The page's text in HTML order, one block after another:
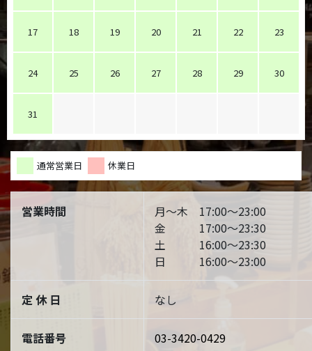
17 18 19 20 21 22 23
24 25 26 27 28 29 30
31
通常営業日 休業日
営業時間
月～木 17:00～23:00
金 17:00～23:30
土 16:00～23:30
日 16:00～23:00
定 休 日 なし
電話番号 03-3420-0429